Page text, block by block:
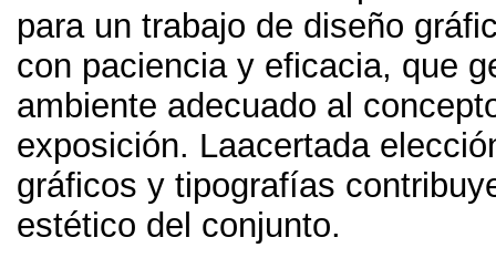
para un trabajo de diseño
con paciencia y eficacia, que
ambiente adecuado al
exposición. Laacertada
gráficos y tipografías
estético del conjunto.